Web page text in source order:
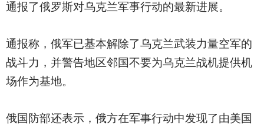
通报了俄罗斯对乌克兰军事行动的最新进展。
通报称，俄军已基本解除了乌克兰武装力量空军的
战斗力，并警告地区邻国不要为乌克兰战机提供机
场作为基地。
俄国防部还表示，俄方在军事行动中发现了由美国